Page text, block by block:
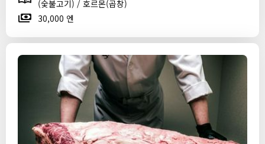
(숯불고기) / 호르몬(곱창)
30,000 엔